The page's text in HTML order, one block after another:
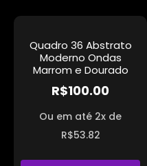
Quadro 36 Abstrato
Moderno Ondas
Marrom e Dourado
R$100.00
Ou em até 2x de
R$53.82